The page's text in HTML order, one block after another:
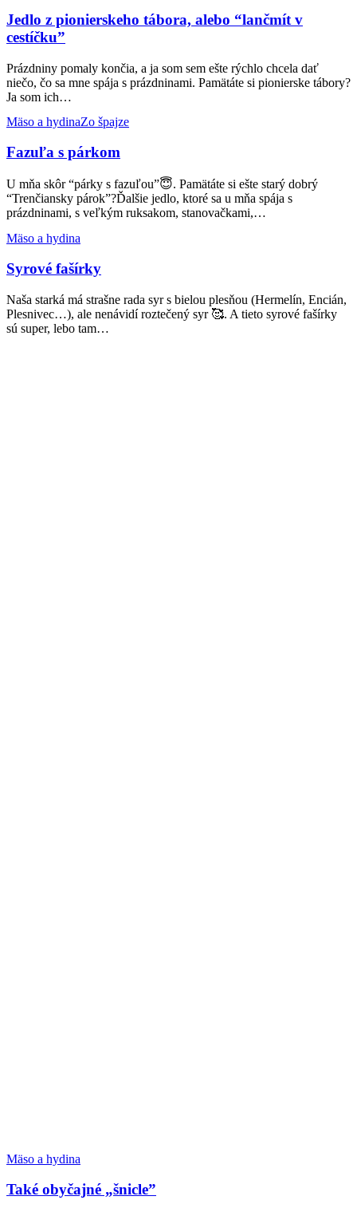
pionierskeho
tábora,
alebo
“lančmít
v
cestíčku”
Jedlo z pionierskeho tábora, alebo “lančmít v
cestíčku”
Prázdniny pomaly končia, a ja som sem ešte rýchlo chcela dať
niečo, čo sa mne spája s prázdninami. Pamätáte si pionierske tábory?
Ja som ich…
Fazuľa
párkom
Mäso a hydinaZo špajze
Fazuľa s párkom
U mňa skôr “párky s fazuľou”😇. Pamätáte si ešte starý dobrý
“Trenčiansky párok”?Ďalšie jedlo, ktoré sa u mňa spája s
prázdninami, s veľkým ruksakom, stanovačkami,…
Syrové
Mäso a hydina
Syrové fašírky
Naša starká má strašne rada syr s bielou plesňou (Hermelín, Encián,
Plesnivec…), ale nenávidí roztečený syr 🥰. A tieto syrové fašírky
sú super, lebo tam…
Také
„šnicle”
Mäso a hydina
Také obyčajné „šnicle”